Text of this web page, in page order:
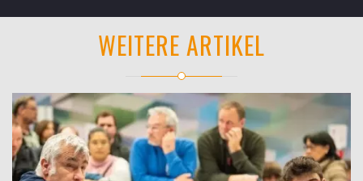
WEITERE ARTIKEL